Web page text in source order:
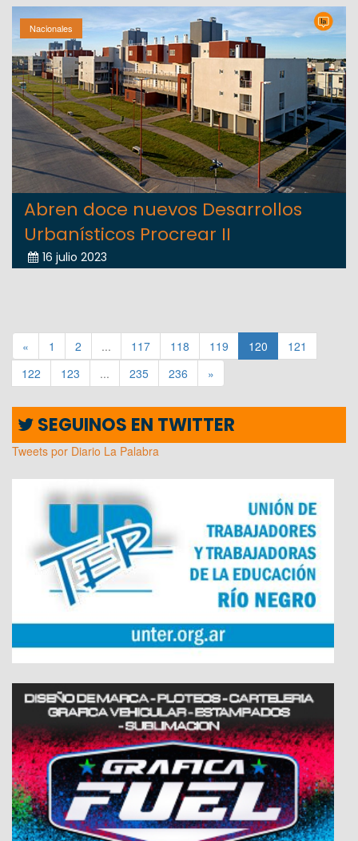
Nacionales
Abren doce nuevos Desarrollos
Urbanísticos Procrear II
16 julio 2023
« 1 2 ... 117 118 119 120
121
122
123 ... 235 236 »
SEGUINOS EN TWITTER
Tweets por Diario La Palabra